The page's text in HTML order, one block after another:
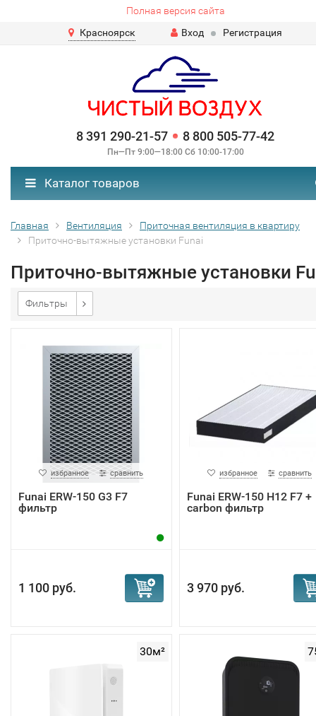
Полная версия сайта
Красноярск
Вход Регистрация
8 391 290-21-57 8 800 505-77-42
Пн—Пт 9:00—18:00 Сб 10:00-17:00
Каталог товаров
Главная Вентиляция
Приточная вентиляция в квартиру
Приточно-вытяжные установки Funai
Приточно-вытяжные установки
Фильтры
избранное сравнить
Funai ERW-150 G3 F7
фильтр
1 100 руб.
избранное сравнить
Funai ERW-150 H12 F7 +
carbon фильтр
3 970 руб.
30м²